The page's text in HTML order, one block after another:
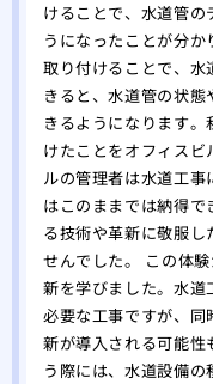
けることで、水道管
うになったことが分
取り付けることで、
きると、水道管の状
きるようになります
けたことをオフィス
ルの管理者は水道工
はこのままでは納得
る技術や革新に敬服
せんでした。 この体
新を学びました。水
必要な工事ですが、
新が導入される可能
う際には、水道設備